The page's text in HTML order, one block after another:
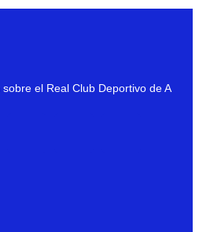
sobre el Real Club Deportivo de A